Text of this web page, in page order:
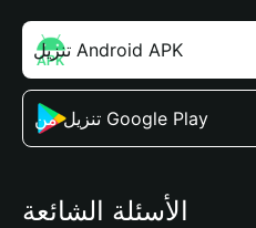
تنزيل Android APK
تنزيل من Google Play
الأسئلة الشائعة